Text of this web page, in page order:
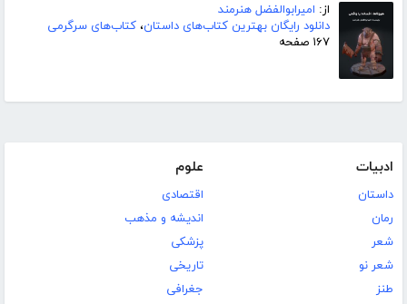
از: امیرابوالفضل هنرمند
دانلود رایگان بهترین کتاب‌های داستان، کتاب‌های سرگرمی
۱۶۷ صفحه
ادبیات
داستان
رمان
شعر
شعر نو
طنز
علوم
اقتصادی
اندیشه و مذهب
پزشکی
تاریخی
جغرافی